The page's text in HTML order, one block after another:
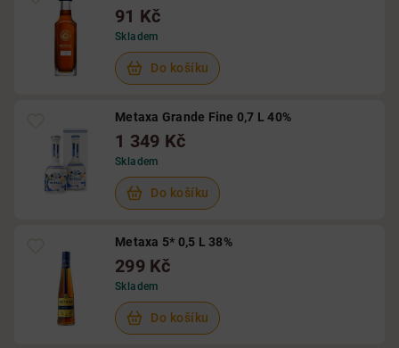
91 Kč
Skladem
Do košíku
Metaxa Grande Fine 0,7 L 40%
1 349 Kč
Skladem
Do košíku
Metaxa 5* 0,5 L 38%
299 Kč
Skladem
Do košíku